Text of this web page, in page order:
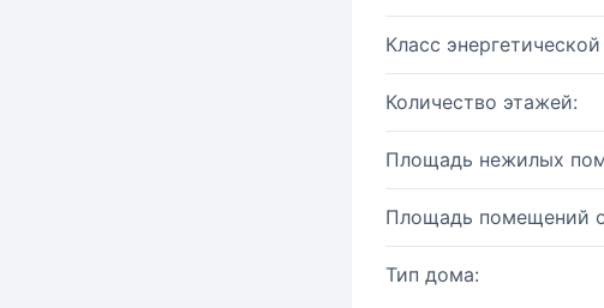
Класс
Количество этажей:
Площадь нежилых
Площадь помещений
Тип дома: